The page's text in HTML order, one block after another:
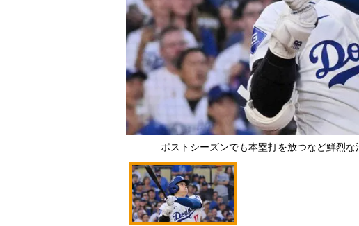
ポストシーズンでも本塁打を放つなど鮮烈